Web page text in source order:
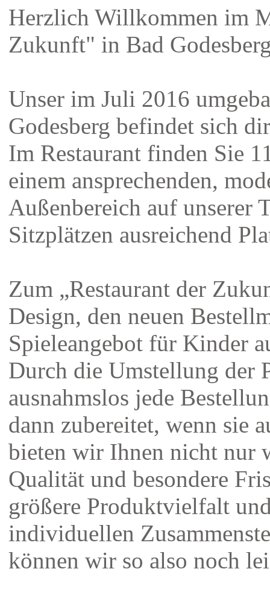
Herzlich Willkommen im
Zukunft" in Bad
Unser im Juli 2016
Godesberg befindet sich
Im Restaurant finden Sie
einem ansprechenden,
Außenbereich auf unserer
Sitzplätzen ausreichend
Zum „Restaurant der
Design, den neuen
Spieleangebot für Kinder
Durch die Umstellung der
ausnahmslos jede
dann zubereitet, wenn sie
bieten wir Ihnen nicht nur
Qualität und besondere
größere Produktvielfalt
individuellen
können wir so also noch